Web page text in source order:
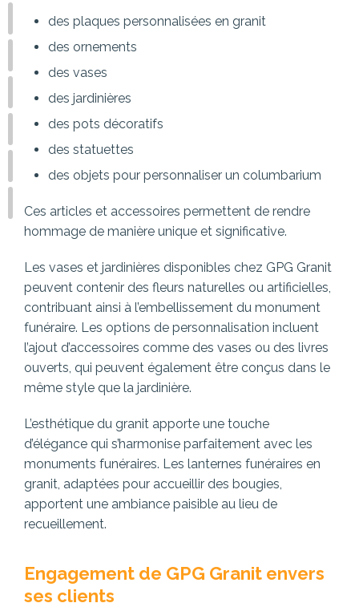
des plaques personnalisées en granit
des ornements
des vases
des jardinières
des pots décoratifs
des statuettes
des objets pour personnaliser un columbarium
Ces articles et accessoires permettent de rendre
hommage de manière unique et significative.
Les vases et jardinières disponibles chez GPG Granit
peuvent contenir des fleurs naturelles ou artificielles,
contribuant ainsi à l’embellissement du monument
funéraire. Les options de personnalisation incluent
l’ajout d’accessoires comme des vases ou des livres
ouverts, qui peuvent également être conçus dans le
même style que la jardinière.
L’esthétique du granit apporte une touche
d’élégance qui s’harmonise parfaitement avec les
monuments funéraires. Les lanternes funéraires en
granit, adaptées pour accueillir des bougies,
apportent une ambiance paisible au lieu de
recueillement.
Engagement de GPG Granit envers
ses clients